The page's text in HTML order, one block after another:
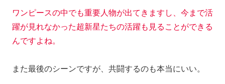
ワンピースの中でも重要人物が出てきますし、今まで活
躍が見れなかった超新星たちの活躍も見ることができる
んですよね。
また最後のシーンですが、共闘するのも本当にいい。